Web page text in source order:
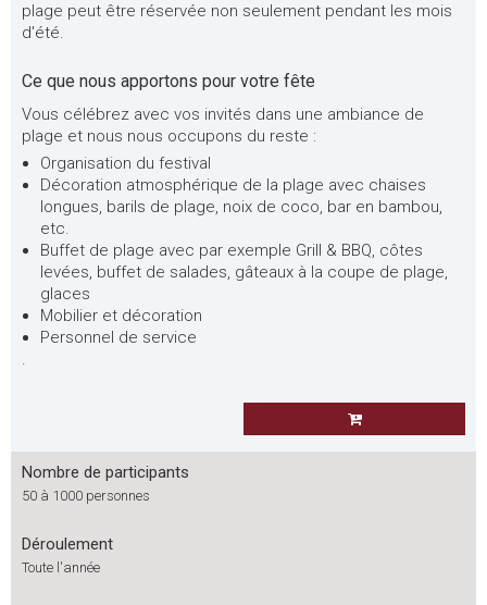
plage peut être réservée non seulement pendant les mois
d'été.
Ce que nous apportons pour votre fête
Vous célébrez avec vos invités dans une ambiance de
plage et nous nous occupons du reste :
Organisation du festival
Décoration atmosphérique de la plage avec chaises
longues, barils de plage, noix de coco, bar en bambou,
etc.
Buffet de plage avec par exemple Grill & BBQ, côtes
levées, buffet de salades, gâteaux à la coupe de plage,
glaces
Mobilier et décoration
Personnel de service
.
Nombre de participants
50 à 1000 personnes
Déroulement
Toute l'année